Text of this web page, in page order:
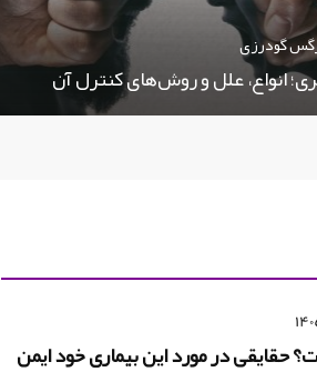
گودرزی
انواع، علل و روش‌های کنترل آن
حقایقی در مورد این بیماری خود ایمن